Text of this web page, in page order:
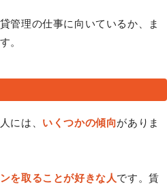
管理の仕事に向いているか、ま
。
には、 いくつかの傾向がありま
を取ることが好きな人です。賃